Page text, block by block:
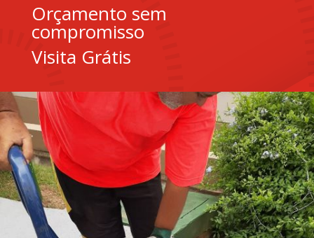
Orçamento sem
compromisso
Visita Grátis